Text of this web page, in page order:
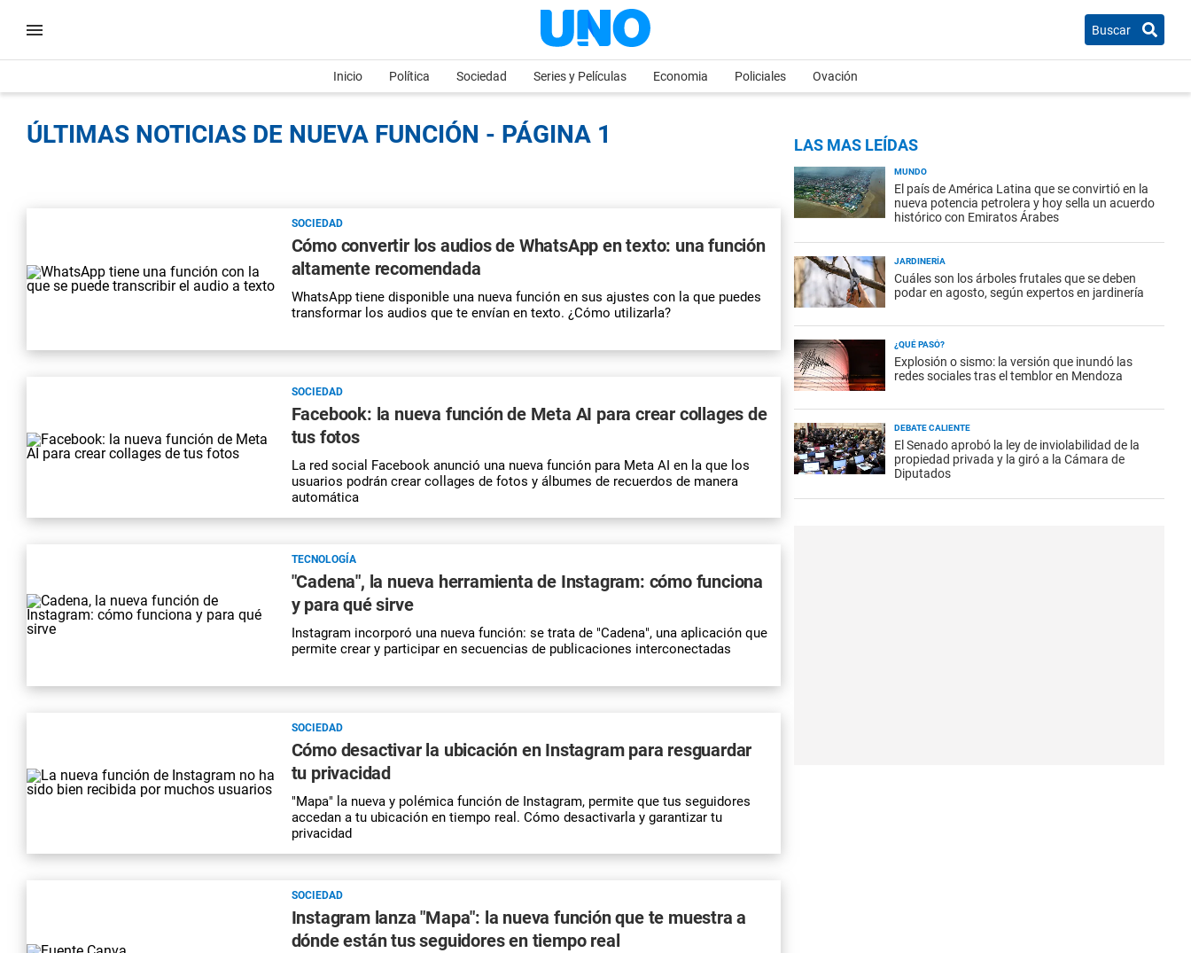
Buscar
Inicio Política Sociedad Series y Películas Economia Policiales Ovación
ÚLTIMAS NOTICIAS DE NUEVA FUNCIÓN - PÁGINA 1
SOCIEDAD
Cómo convertir los audios de WhatsApp en texto: una función
altamente recomendada
WhatsApp tiene disponible una nueva función en sus ajustes con la que puedes
transformar los audios que te envían en texto. ¿Cómo utilizarla?
SOCIEDAD
Facebook: la nueva función de Meta AI para crear collages de
tus fotos
La red social Facebook anunció una nueva función para Meta AI en la que los
usuarios podrán crear collages de fotos y álbumes de recuerdos de manera
automática
TECNOLOGÍA
"Cadena", la nueva herramienta de Instagram: cómo funciona
y para qué sirve
Instagram incorporó una nueva función: se trata de "Cadena", una aplicación que
permite crear y participar en secuencias de publicaciones interconectadas
SOCIEDAD
Cómo desactivar la ubicación en Instagram para resguardar
tu privacidad
"Mapa" la nueva y polémica función de Instagram, permite que tus seguidores
accedan a tu ubicación en tiempo real. Cómo desactivarla y garantizar tu
privacidad
SOCIEDAD
Instagram lanza "Mapa": la nueva función que te muestra a
dónde están tus seguidores en tiempo real
LAS MAS LEÍDAS
MUNDO
El país de América Latina que se convirtió en la
nueva potencia petrolera y hoy sella un acuerdo
histórico con Emiratos Árabes
JARDINERÍA
Cuáles son los árboles frutales que se deben
podar en agosto, según expertos en jardinería
¿QUÉ PASÓ?
Explosión o sismo: la versión que inundó las
redes sociales tras el temblor en Mendoza
DEBATE CALIENTE
El Senado aprobó la ley de inviolabilidad de la
propiedad privada y la giró a la Cámara de
Diputados